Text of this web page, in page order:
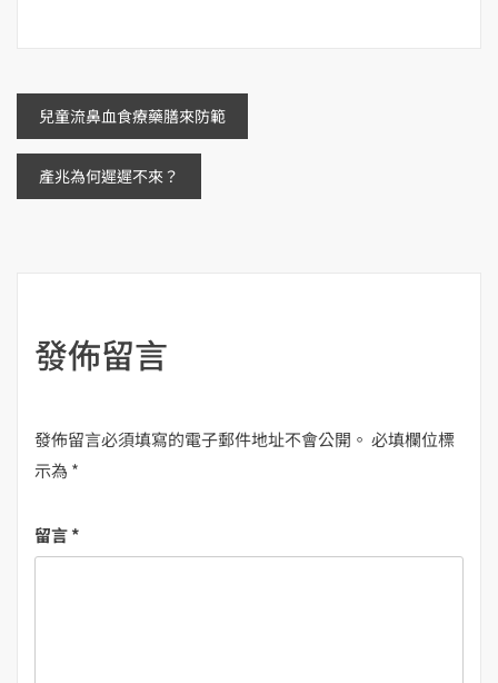
文
章
兒童流鼻血食療藥膳來防範
產兆為何遲遲不來？
發佈留言
發佈留言必須填寫的電子郵件地址不會公開。 必填欄位標
示為 *
留言*